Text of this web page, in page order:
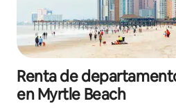
Renta de
en Myrtle Beach